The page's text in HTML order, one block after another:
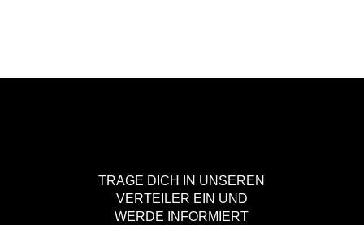
TRAGE DICH IN UNSEREN
VERTEILER EIN UND
WERDE INFORMIERT